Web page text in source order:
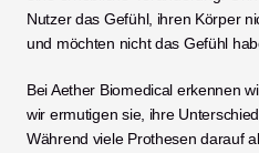
Nutzer das Gefühl, ihren Körper
und möchten nicht das Gefühl
Bei Aether Biomedical erkennen
wir ermutigen sie, ihre
Während viele Prothesen darauf